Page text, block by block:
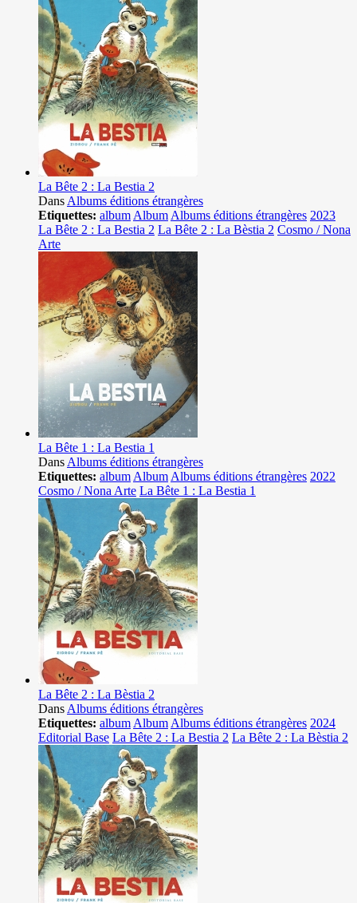
La Bête 2 : La Bestia 2
Dans Albums éditions étrangères
Etiquettes: album Album Albums éditions étrangères 2023
La Bête 2 : La Bestia 2 La Bête 2 : La Bèstia 2 Cosmo / Nona
Arte
La Bête 1 : La Bestia 1
Dans Albums éditions étrangères
Etiquettes: album Album Albums éditions étrangères 2022
Cosmo / Nona Arte La Bête 1 : La Bestia 1
La Bête 2 : La Bèstia 2
Dans Albums éditions étrangères
Etiquettes: album Album Albums éditions étrangères 2024
Editorial Base La Bête 2 : La Bestia 2 La Bête 2 : La Bèstia 2